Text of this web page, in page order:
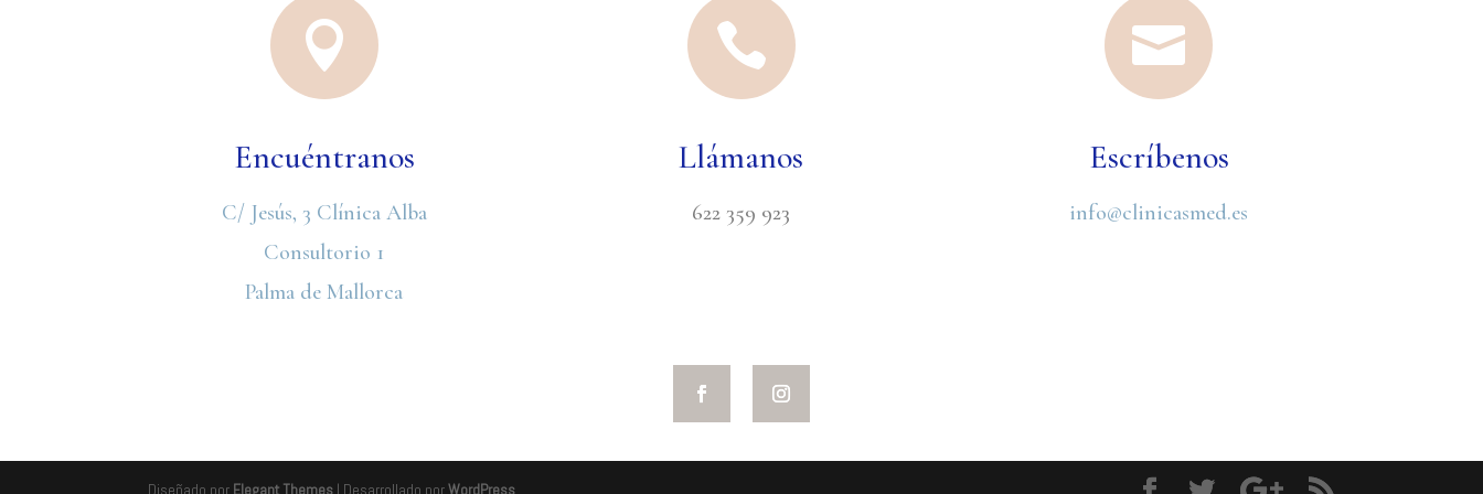

Encuéntranos
C/ Jesús, 3 Clínica Alba
Consultorio 1
Palma de Mallorca

Llámanos
622 359 923

Escríbenos
info@clinicasmed.es
Diseñado por Elegant Themes | Desarrollado porWordPress